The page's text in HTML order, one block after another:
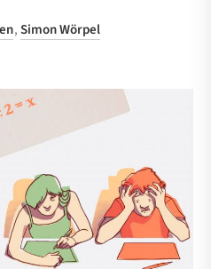
,Simon Wörpel